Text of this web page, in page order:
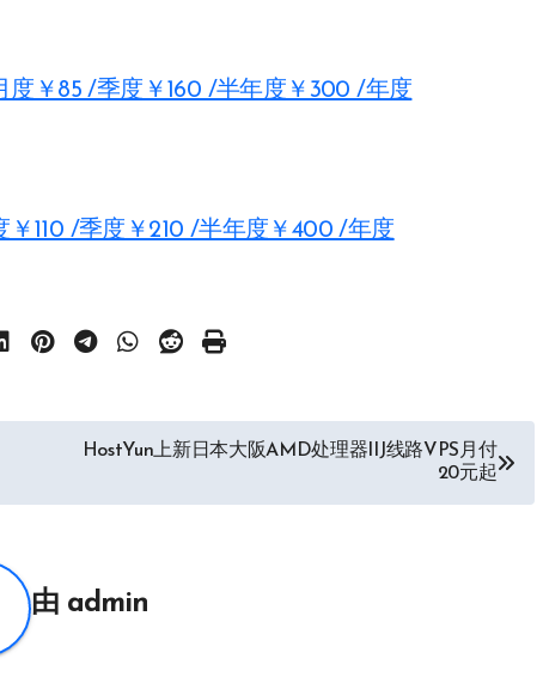
度￥85 /季度￥160 /半年度￥300 /年度
￥110 /季度￥210 /半年度￥400 /年度
HostYun上新日本大阪AMD处理器IIJ线路VPS月付
20元起
由 admin